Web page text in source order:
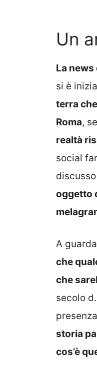
Un
La news
si è
terra
Roma,
realtà
social
oggetto
A
che
che
secolo
storia
cos’è